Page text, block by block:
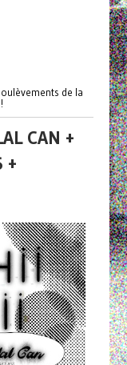
de la
CAN +
+